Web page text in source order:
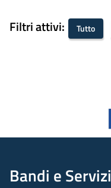
Filtri attivi: Tutto
Bandi e Servizi